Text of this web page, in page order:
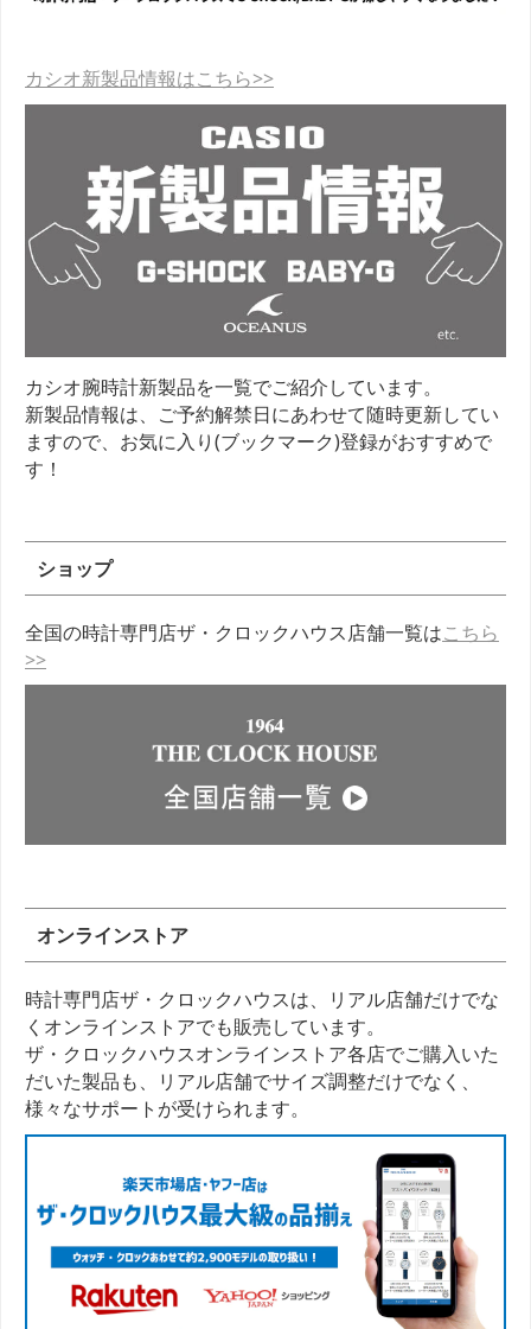
カシオ新製品情報はこちら>>
カシオ腕時計新製品を一覧でご紹介しています。
新製品情報は、ご予約解禁日にあわせて随時更新してい
ますので、お気に入り(ブックマーク)登録がおすすめで
す！
ショップ
全国の時計専門店ザ・クロックハウス店舗一覧はこちら
>>
オンラインストア
時計専門店ザ・クロックハウスは、リアル店舗だけでな
くオンラインストアでも販売しています。
ザ・クロックハウスオンラインストア各店でご購入いた
だいた製品も、リアル店舗でサイズ調整だけでなく、
様々なサポートが受けられます。